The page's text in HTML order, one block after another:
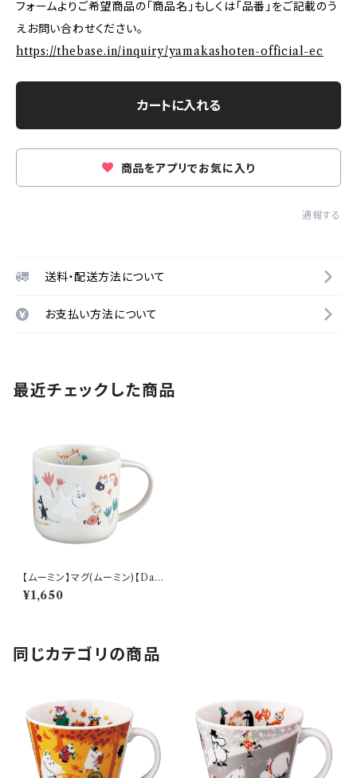
フォームよりご希望商品の「商品名」もしくは「品番」をご記載のう
えお問い合わせください。
https://thebase.in/inquiry/yamakashoten-official-ec
カートに入れる
商品をアプリでお気に入り
通報する
送料・配送方法について
お支払い方法について
最近チェックした商品
【ムーミン】マグ(ムーミン)【Dail
y Life（リサイクルセラミックマ
グ）】
¥1,650
同じカテゴリの商品